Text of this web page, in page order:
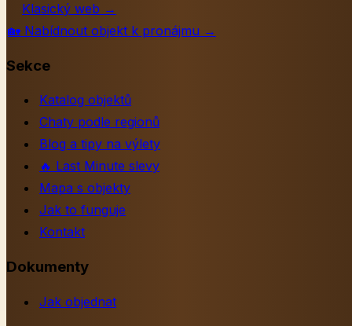
Klasický web →
🏡 Nabídnout objekt k pronájmu →
Sekce
Katalog objektů
Chaty podle regionů
Blog a tipy na výlety
🔥 Last Minute slevy
Mapa s objekty
Jak to funguje
Kontakt
Dokumenty
Jak objednat